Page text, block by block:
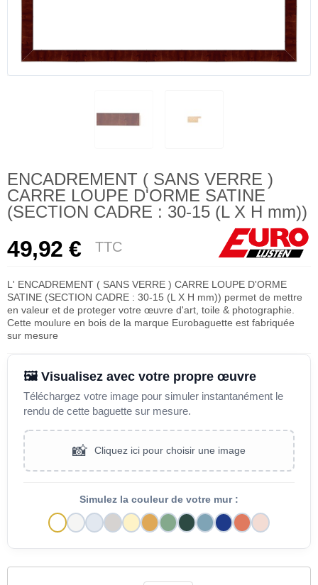
ENCADREMENT ( SANS VERRE )
CARRE LOUPE D'ORME SATINE
(SECTION CADRE : 30-15 (L X H mm))
49,92 € TTC
L' ENCADREMENT ( SANS VERRE ) CARRE LOUPE D'ORME
SATINE (SECTION CADRE : 30-15 (L X H mm)) permet de mettre
en valeur et de proteger votre œuvre d'art, toile & photographie.
Cette moulure en bois de la marque Eurobaguette est fabriquée
sur mesure
🖼️ Visualisez avec votre propre œuvre
Téléchargez votre image pour simuler instantanément le
rendu de cette baguette sur mesure.
📸 Cliquez ici pour choisir une image
Simulez la couleur de votre mur :